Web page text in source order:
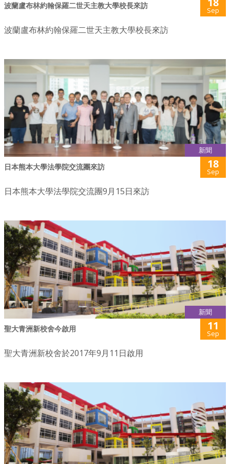
波蘭盧布林約翰保羅二世天主教大學校長來訪 Sep
波蘭盧布林約翰保羅二世天主教大學校長來訪
新聞
日本熊本大學法學院交流團來訪 18
Sep
日本熊本大學法學院交流團9月15日來訪
新聞
聖大青洲新校舍今啟用 11
Sep
聖大青洲新校舍於2017年9月11日啟用